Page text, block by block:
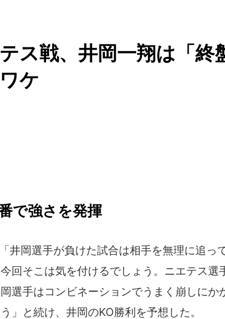
ス戦、井岡一翔は「
ケ
で強さを発揮
井岡選手が負けた試合は相手を無理に追っ
回そこは気を付けるでしょう。ニエテス選
選手はコンビネーションでうまく崩しにか
」と続け、井岡のKO勝利を予想した。